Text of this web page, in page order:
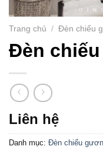
Trang chủ / Đèn chiếu
Đèn
Liên hệ
Danh mục: Đèn chiếu